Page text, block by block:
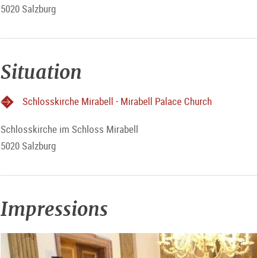
5020 Salzburg
Situation
Schlosskirche Mirabell - Mirabell Palace Church
Schlosskirche im Schloss Mirabell
5020 Salzburg
Impressions